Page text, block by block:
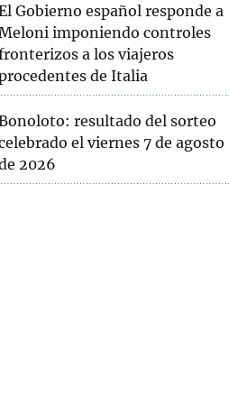
Gobierno español responde a
imponiendo controles
a los viajeros
de Italia
resultado del sorteo
el viernes 7 de agosto
2026